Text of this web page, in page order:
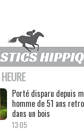
Porté disparu depuis
homme de 51 ans
dans un bois
13:05